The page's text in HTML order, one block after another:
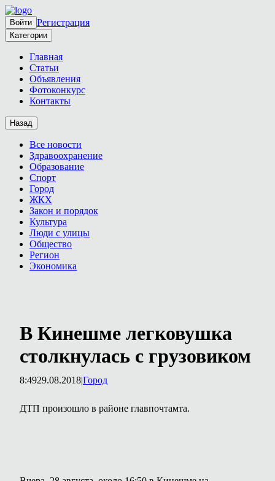
Войти Регистрация
Категории
Главная
Статьи
Объявления
Фотоконкурс
Контакты
Назад
Все новости
Здравоохранение
Образование
Спорт
Город
ЖКХ
Закон и порядок
Культура
Люди с улицы
Общество
Регион
Экономика
В Кинешме легковушка
столкнулась с грузовиком
8:4929.08.2018|Город
ДТП произошло в районе главпочтамта.